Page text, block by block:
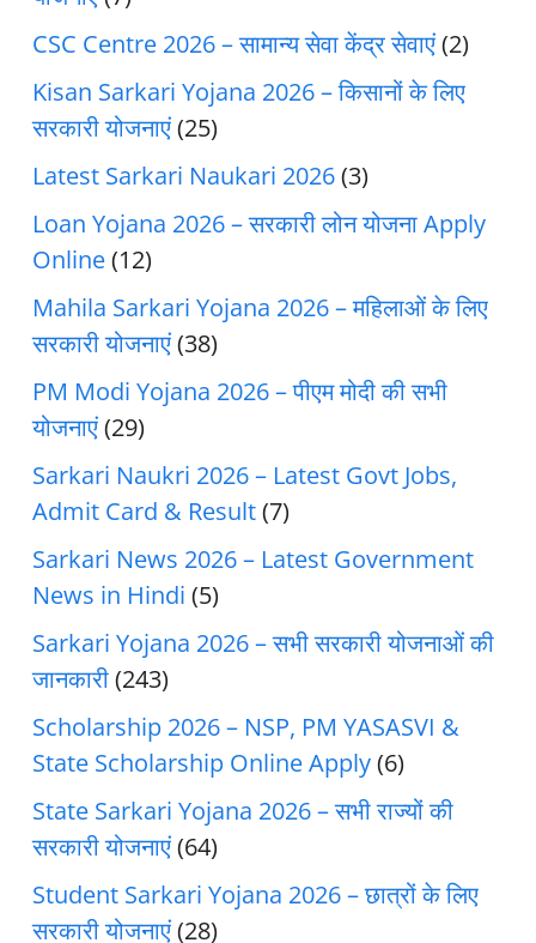
CSC Centre 2026 – सामान्य सेवा केंद्र सेवाएं(2)
Kisan Sarkari Yojana 2026 – किसानों के लिए
सरकारी योजनाएं(25)
Latest Sarkari Naukari 2026(3)
Loan Yojana 2026 – सरकारी लोन योजना Apply
Online(12)
Mahila Sarkari Yojana 2026 – महिलाओं के लिए
सरकारी योजनाएं(38)
PM Modi Yojana 2026 – पीएम मोदी की सभी
योजनाएं(29)
Sarkari Naukri 2026 – Latest Govt Jobs,
Admit Card & Result(7)
Sarkari News 2026 – Latest Government
News in Hindi (5)
Sarkari Yojana 2026 – सभी सरकारी योजनाओं की
जानकारी(243)
Scholarship 2026 – NSP, PM YASASVI &
State Scholarship Online Apply(6)
State Sarkari Yojana 2026 – सभी राज्यों की
सरकारी योजनाएं(64)
Student Sarkari Yojana 2026 – छात्रों के लिए
सरकारी योजनाएं(28)